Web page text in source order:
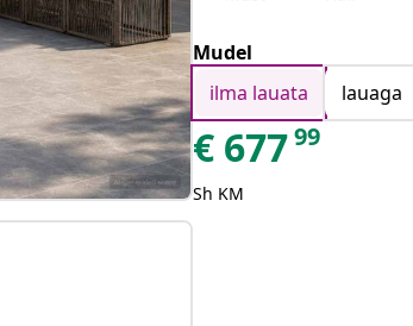
Mudel
ilma lauata
lauaga
€ 67799
Sh KM